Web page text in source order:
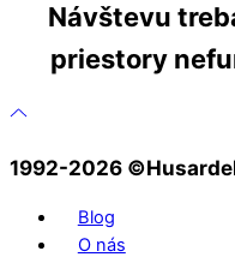
Návštevu
priestory
1992-2026
Blog
O nás